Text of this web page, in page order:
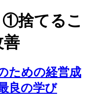
①捨てるこ
善
ための経営成
良の学び